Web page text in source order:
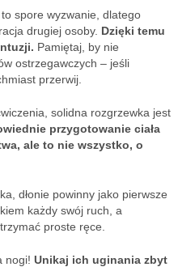
spore wyzwanie, dlatego
drugiej osoby. Dzięki temu
Pamiętaj, by nie
ostrzegawczych – jeśli
przerwij.
solidna rozgrzewka jest
przygotowanie ciała
ale to nie wszystko, o
dłonie powinny jako pierwsze
każdy swój ruch, a
proste ręce.
nogi! Unikaj ich uginania zbyt